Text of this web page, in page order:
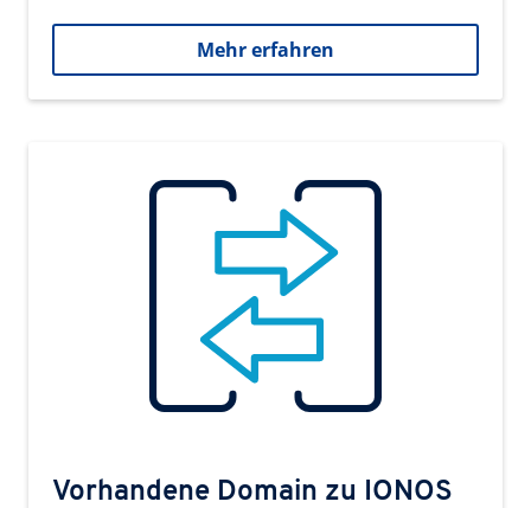
Mehr erfahren
Vorhandene Domain zu IONOS